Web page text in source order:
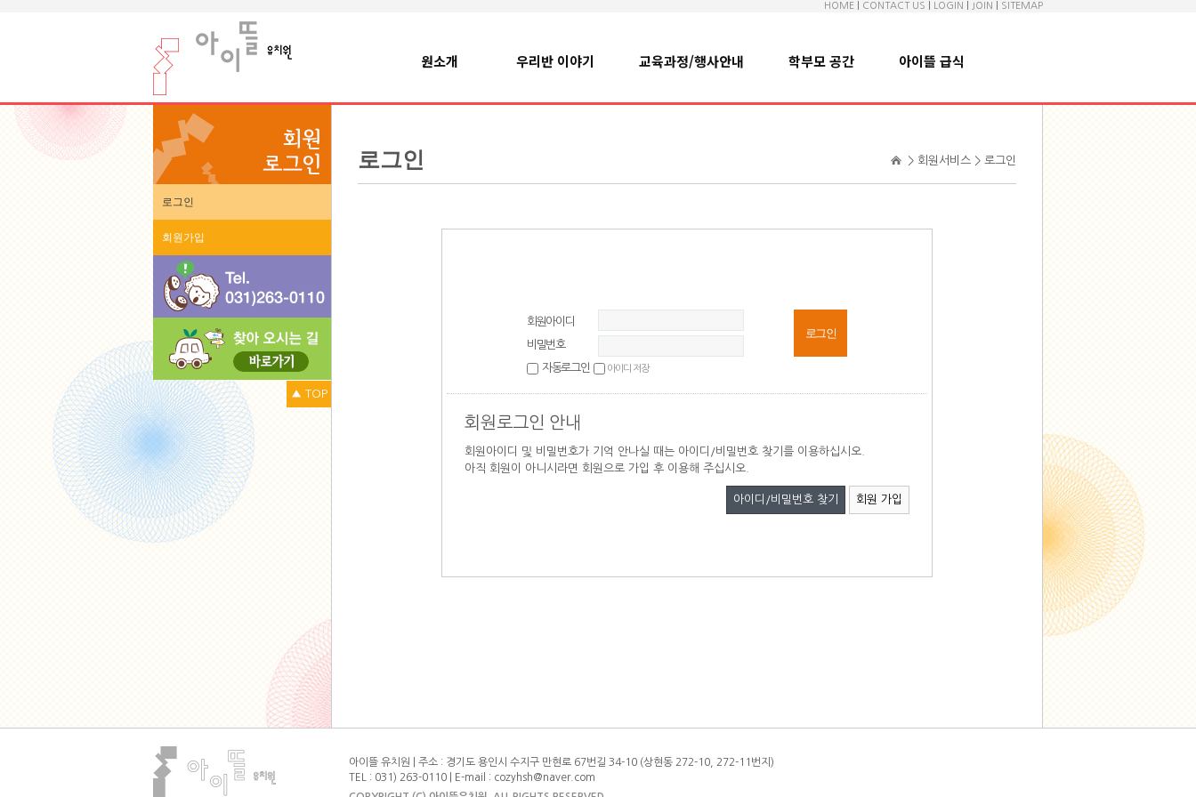
HOME CONTACT US LOGIN JOIN SITEMAP
원소개 우리반 이야기 교육과정/행사안내 학부모 공간 아이뜰 급식
로그인
회원가입
▲ TOP
로그인 > 회원서비스 > 로그인
회원아이디
비밀번호
자동로그인 아이디 저장
회원로그인 안내
회원아이디 및 비밀번호가 기억 안나실 때는 아이디/비밀번호 찾기를 이용하십시오.
아직 회원이 아니시라면 회원으로 가입 후 이용해 주십시오.
아이디/비밀번호 찾기 회원 가입
아이뜰 유치원 | 주소 : 경기도 용인시 수지구 만현로 67번길 34-10 (상현동 272-10, 272-11번지)
TEL : 031) 263-0110 | E-mail : cozyhsh@naver.com